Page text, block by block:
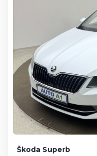
Škoda Superb